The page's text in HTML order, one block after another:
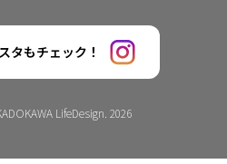
タもチェック！
LifeDesign. 2026